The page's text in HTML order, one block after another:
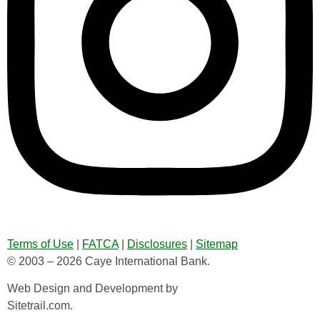
Terms of Use FATCA| Disclosures
Sitemap
© 2003 – 2026 Caye International Bank.
Web Design and Development by
Sitetrail.com.